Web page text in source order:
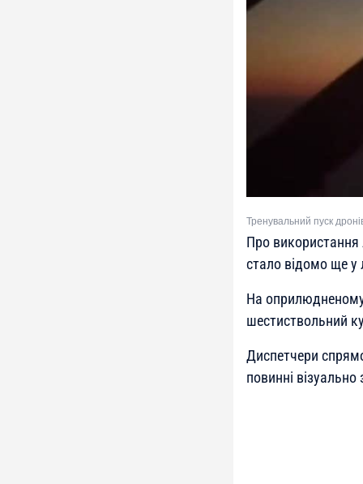
Тренувальний пуск
Про використання
стало відомо ще
На
шестиствольний
Диспетчери
повинні візуально